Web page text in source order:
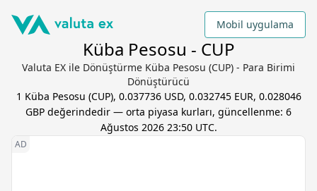
Mobil uygulama
Küba Pesosu - CUP
Valuta EX ile Dönüştürme Küba Pesosu (CUP) - Para Birimi
Dönüştürücü
1 Küba Pesosu (CUP), 0.037736 USD, 0.032745 EUR, 0.028046
GBP değerindedir — orta piyasa kurları, güncellenme: 6
Ağustos 2026 23:50 UTC.